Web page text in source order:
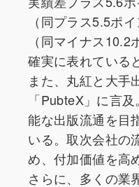
（同プラス5.5ポ
（同マイナス
確実に表れている
また、丸紅と大手
「PubteX」に言
能な出版流通を目
いる。取次会社の
め、付加価値を高
さらに、多くの業